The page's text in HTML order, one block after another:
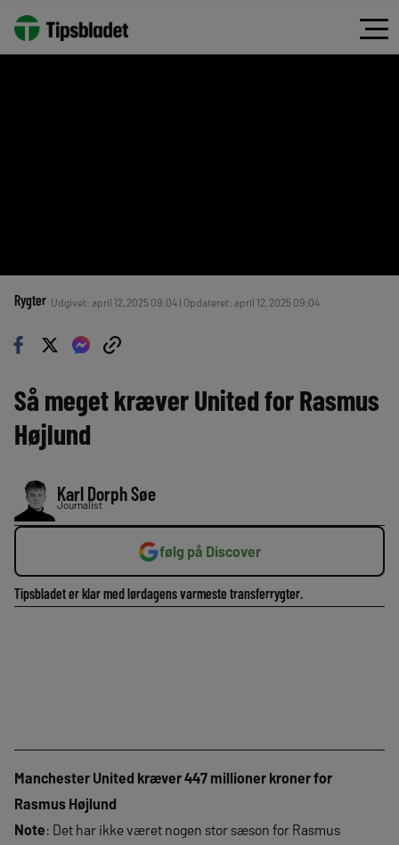
Rygter Udgivet: april 12, 2025 09:04 | Opdateret: april 12, 2025 09:04
Så meget kræver United for Rasmus
Højlund
Karl Dorph Søe
Journalist
følg på Discover
Tipsbladet er klar med lørdagens varmeste transferrygter.
Manchester United kræver 447 millioner kroner for
Rasmus Højlund
Note: Det har ikke været nogen stor sæson for Rasmus